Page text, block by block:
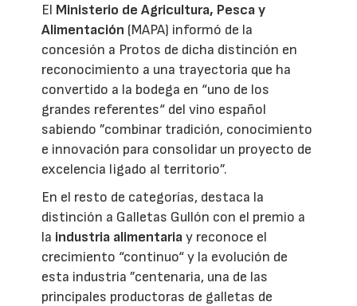
El Ministerio de Agricultura, Pesca y
Alimentación (MAPA) informó de la
concesión a Protos de dicha distinción en
reconocimiento a una trayectoria que ha
convertido a la bodega en “uno de los
grandes referentes“ del vino español
sabiendo ”combinar tradición, conocimiento
e innovación para consolidar un proyecto de
excelencia ligado al territorio”.
En el resto de categorías, destaca la
distinción a Galletas Gullón con el premio a
la industria alimentariay reconoce el
crecimiento “continuo“ y la evolución de
esta industria ”centenaria, una de las
principales productoras de galletas de